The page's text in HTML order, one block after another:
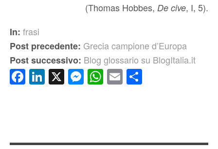
(Thomas Hobbes, De cive, I, 5).
In: frasi
Post precedente: Grecia campione d’Europa
Post successivo: Blog glossario su BlogItalia.it
Facebook
LinkedIn
X Messenger
WhatsApp
Email